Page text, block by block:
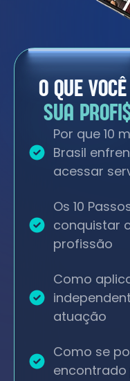
O QUE
SUA
Por que 10
Brasil
acessar
Os 10
conquistar
profissão
Como
atuação
Como se
encontrado